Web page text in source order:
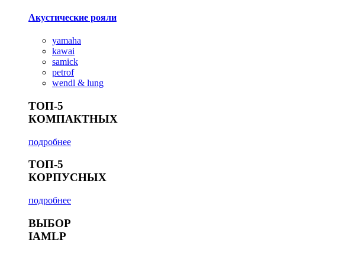
Акустические рояли
yamaha
kawai
samick
petrof
wendl & lung
ТОП-5
КОМПАКТНЫХ
подробнее
ТОП-5
КОРПУСНЫХ
подробнее
ВЫБОР
IAMLP